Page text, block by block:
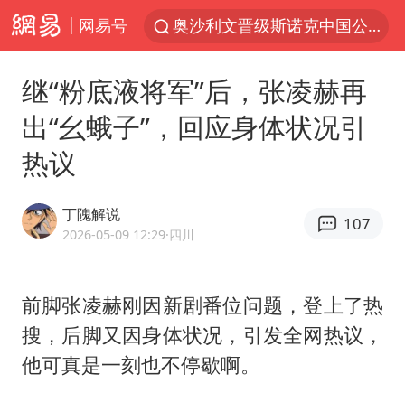
网易号
奥沙利文晋级斯诺克中国公开赛16强
上海鼓励居家办公
大疆错失宇树
5万小车卖不动 微型代步车集体遇冷
继“粉底液将军”后，张凌赫再
出“幺蛾子”，回应身体状况引
热议
丁隗解说
2026-05-09 12:29·四川
107
前脚张凌赫刚因新剧番位问题，登上了热
搜，后脚又因身体状况，引发全网热议，
他可真是一刻也不停歇啊。